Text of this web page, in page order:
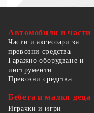
Автомобили и части
Части и аксесоари за
превозни средства
Гаражно оборудване и
инструменти
Превозни средства
Бебета и малки деца
Играчки и игри